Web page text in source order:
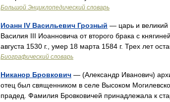
Большой Энциклопедический словарь
Иоанн IV Васильевич Грозный — царь и великий
Василия III Иоанновича от второго брака с
августа 1530 г., умер 18 марта 1584 г. Трех лет
Биографический словарь
Никанор Бровкович — (Александр Иванович)
отец был священником в селе Высоком
прадед. Фамилия Бровковичей принадлежала к